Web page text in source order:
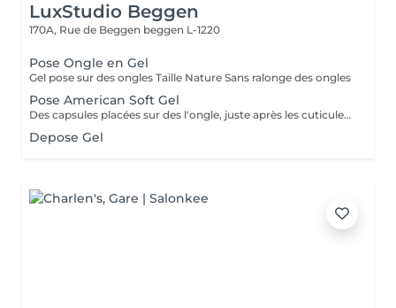
LuxStudio Beggen
170A, Rue de Beggen beggen L-1220
Pose Ongle en Gel
Gel pose sur des ongles Taille Nature Sans ralonge des ongles
Pose American Soft Gel
Des capsules placées sur des l'ongle, juste après les cuticules. Ces capsules forment à elles seules la courbure et la longueur de l'ongle. Le premier avantage notable est donc que les ongles artificiels utilisés dans le nail art américain n'ont pas besoin d'être façonnés. Dure +- 2 a 3 sem Cápsulas de gel colocadas em toda a unha, logo após as cutículas. Essas cápsulas formam sozinhas a curvatura e a extensão da unha. Portanto, a primeira vantagem notável é que as unhas artificiais usadas na arte americana de unhas não precisam ser modeladas.
Depose Gel